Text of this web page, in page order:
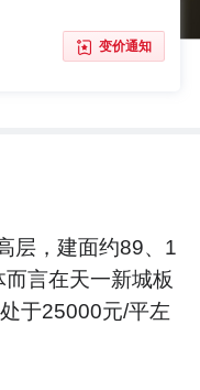
变价通知
层，建面约89、1
言在天一新城板
于25000元/平左